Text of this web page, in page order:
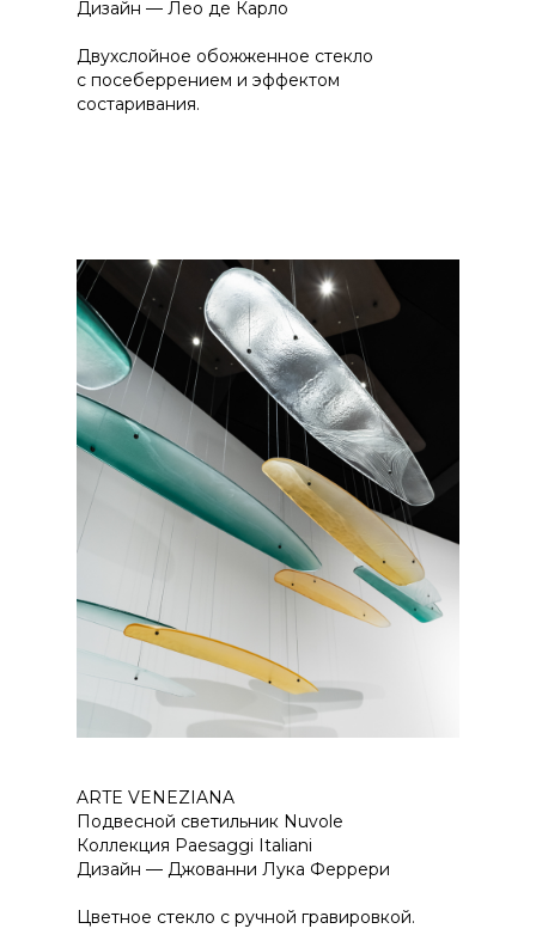
Дизайн — Лео де Карло
Двухслойное обожженное стекло
с посеберрением и эффектом
состаривания.
ARTE VENEZIANA
Подвесной светильник Nuvole
Коллекция Paesaggi Italiani
Дизайн — Джованни Лука Феррери
Цветное стекло с ручной гравировкой.